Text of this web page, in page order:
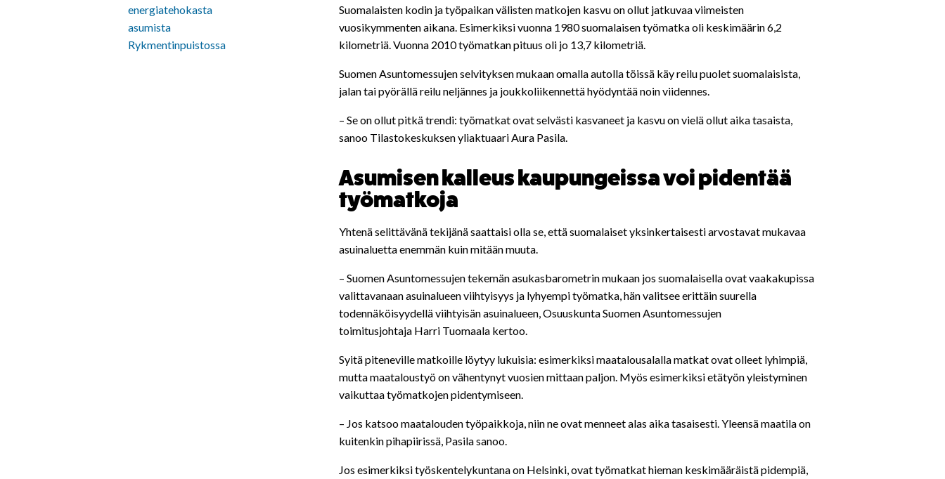
Suomalaisten kodin ja työpaikan välisten matkojen kasvu on ollut jatkuvaa viimeisten
vuosikymmenten aikana. Esimerkiksi vuonna 1980 suomalaisen työmatka oli keskimäärin 6,2
kilometriä. Vuonna 2010 työmatkan pituus oli jo 13,7 kilometriä.
Suomen Asuntomessujen selvityksen mukaan omalla autolla töissä käy reilu puolet suomalaisista,
jalan tai pyörällä reilu neljännes ja joukkoliikennettä hyödyntää noin viidennes.
– Se on ollut pitkä trendi: työmatkat ovat selvästi kasvaneet ja kasvu on vielä ollut aika tasaista,
sanoo Tilastokeskuksen yliaktuaariAura Pasila.
Asumisen kalleus kaupungeissa voi pidentää
työmatkoja
Yhtenä selittävänä tekijänä saattaisi olla se, että suomalaiset yksinkertaisesti arvostavat mukavaa
asuinaluetta enemmän kuin mitään muuta.
– Suomen Asuntomessujen tekemän asukasbarometrin mukaan jos suomalaisella ovat vaakakupissa
valittavanaan asuinalueen viihtyisyys ja lyhyempi työmatka, hän valitsee erittäin suurella
todennäköisyydellä viihtyisän asuinalueen, Osuuskunta Suomen Asuntomessujen
toimitusjohtaja Harri Tuomaala kertoo.
Syitä piteneville matkoille löytyy lukuisia: esimerkiksi maatalousalalla matkat ovat olleet lyhimpiä,
mutta maataloustyö on vähentynyt vuosien mittaan paljon. Myös esimerkiksi etätyön yleistyminen
vaikuttaa työmatkojen pidentymiseen.
– Jos katsoo maatalouden työpaikkoja, niin ne ovat menneet alas aika tasaisesti. Yleensä maatila on
kuitenkin pihapiirissä, Pasila sanoo.
Jos esimerkiksi työskentelykuntana on Helsinki, ovat työmatkat hieman keskimääräistä pidempiä,
energiatehokasta
asumista
Rykmentinpuistossa